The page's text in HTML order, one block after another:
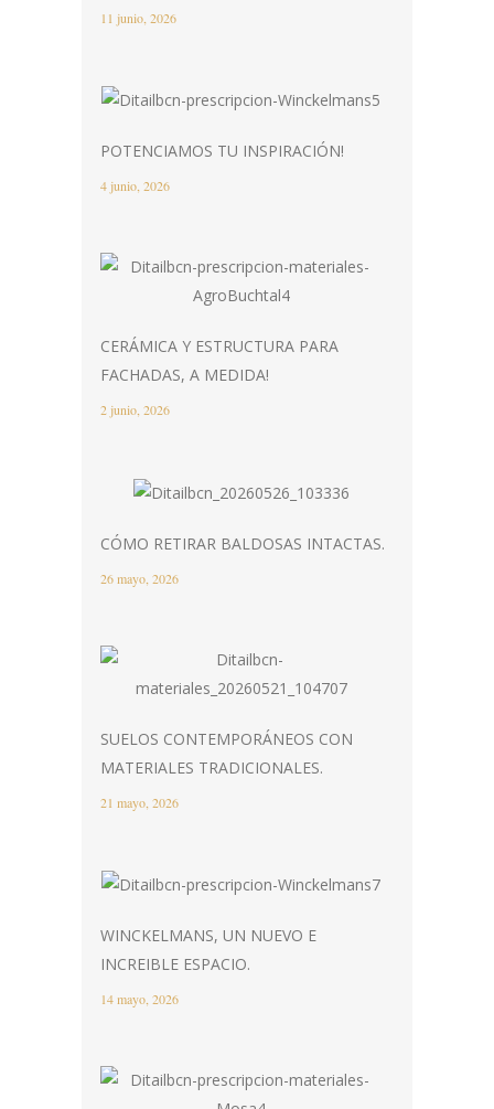
11 junio, 2026
POTENCIAMOS TU INSPIRACIÓN!
4 junio, 2026
CERÁMICA Y ESTRUCTURA PARA
FACHADAS, A MEDIDA!
2 junio, 2026
CÓMO RETIRAR BALDOSAS INTACTAS.
26 mayo, 2026
SUELOS CONTEMPORÁNEOS CON
MATERIALES TRADICIONALES.
21 mayo, 2026
WINCKELMANS, UN NUEVO E
INCREIBLE ESPACIO.
14 mayo, 2026